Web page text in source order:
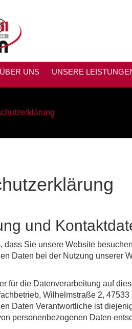
ÜBER UNS UNSERE
und
dass Sie unsere Website
Daten bei der Nutzung unserer
für die Datenverarbeitung auf
Wilhelmstraße 2,
Daten Verantwortliche ist
personenbezogenen Daten